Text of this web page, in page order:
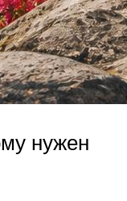
нужен